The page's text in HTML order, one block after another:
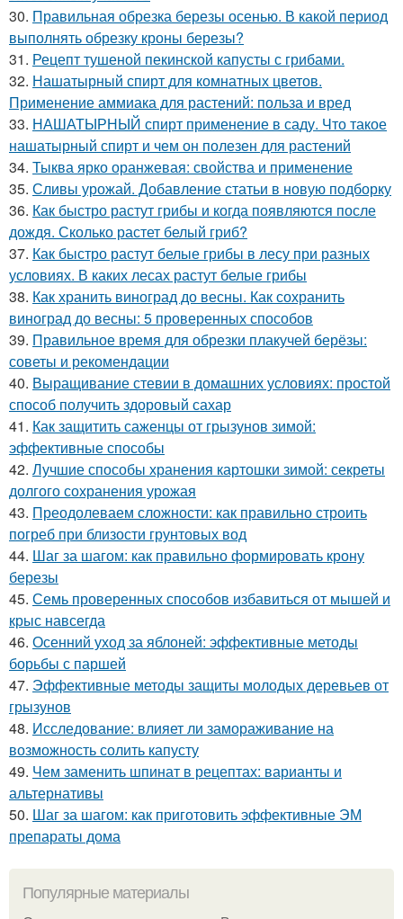
30. Правильная обрезка березы осенью. В какой период
выполнять обрезку кроны березы?
31. Рецепт тушеной пекинской капусты с грибами.
32. Нашатырный спирт для комнатных цветов.
Применение аммиака для растений: польза и вред
33. НАШАТЫРНЫЙ спирт применение в саду. Что такое
нашатырный спирт и чем он полезен для растений
34. Тыква ярко оранжевая: свойства и применение
35. Сливы урожай. Добавление статьи в новую подборку
36. Как быстро растут грибы и когда появляются после
дождя. Сколько растет белый гриб?
37. Как быстро растут белые грибы в лесу при разных
условиях. В каких лесах растут белые грибы
38. Как хранить виноград до весны. Как сохранить
виноград до весны: 5 проверенных способов
39. Правильное время для обрезки плакучей берёзы:
советы и рекомендации
40. Выращивание стевии в домашних условиях: простой
способ получить здоровый сахар
41. Как защитить саженцы от грызунов зимой:
эффективные способы
42. Лучшие способы хранения картошки зимой: секреты
долгого сохранения урожая
43. Преодолеваем сложности: как правильно строить
погреб при близости грунтовых вод
44. Шаг за шагом: как правильно формировать крону
березы
45. Семь проверенных способов избавиться от мышей и
крыс навсегда
46. Осенний уход за яблоней: эффективные методы
борьбы с паршей
47. Эффективные методы защиты молодых деревьев от
грызунов
48. Исследование: влияет ли замораживание на
возможность солить капусту
49. Чем заменить шпинат в рецептах: варианты и
альтернативы
50. Шаг за шагом: как приготовить эффективные ЭМ
препараты дома
Популярные материалы